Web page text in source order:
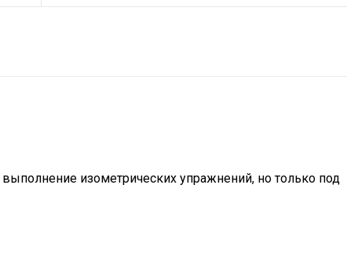
изометрических упражнений, но только под